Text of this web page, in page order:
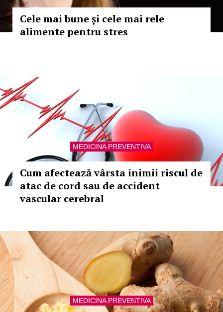
Cele mai bune și cele mai rele
alimente pentru stres
MEDICINA PREVENTIVA
Cum afectează vârsta inimii riscul de
atac de cord sau de accident
vascular cerebral
MEDICINA PREVENTIVA